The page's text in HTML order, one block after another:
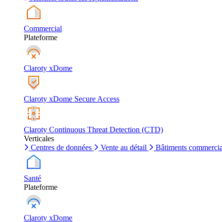
Commercial
Plateforme
Claroty xDome
Claroty xDome Secure Access
Claroty Continuous Threat Detection (CTD)
Verticales
Centres de données
Vente au détail Bâtiments
Santé
Plateforme
Claroty xDome